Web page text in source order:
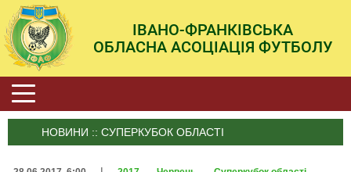
ІВАНО-ФРАНКІВСЬКА
ОБЛАСНА АСОЦІАЦІЯ ФУТБОЛУ
НОВИНИ :: СУПЕРКУБОК ОБЛАСТІ